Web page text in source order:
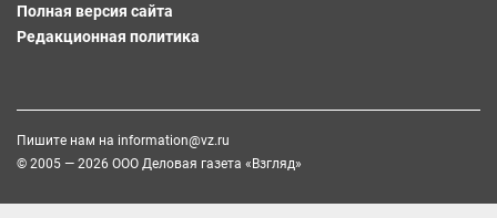
Полная версия сайта
Редакционная политика
Пишите нам на information@vz.ru
© 2005 — 2026 ООО Деловая газета «Взгляд»